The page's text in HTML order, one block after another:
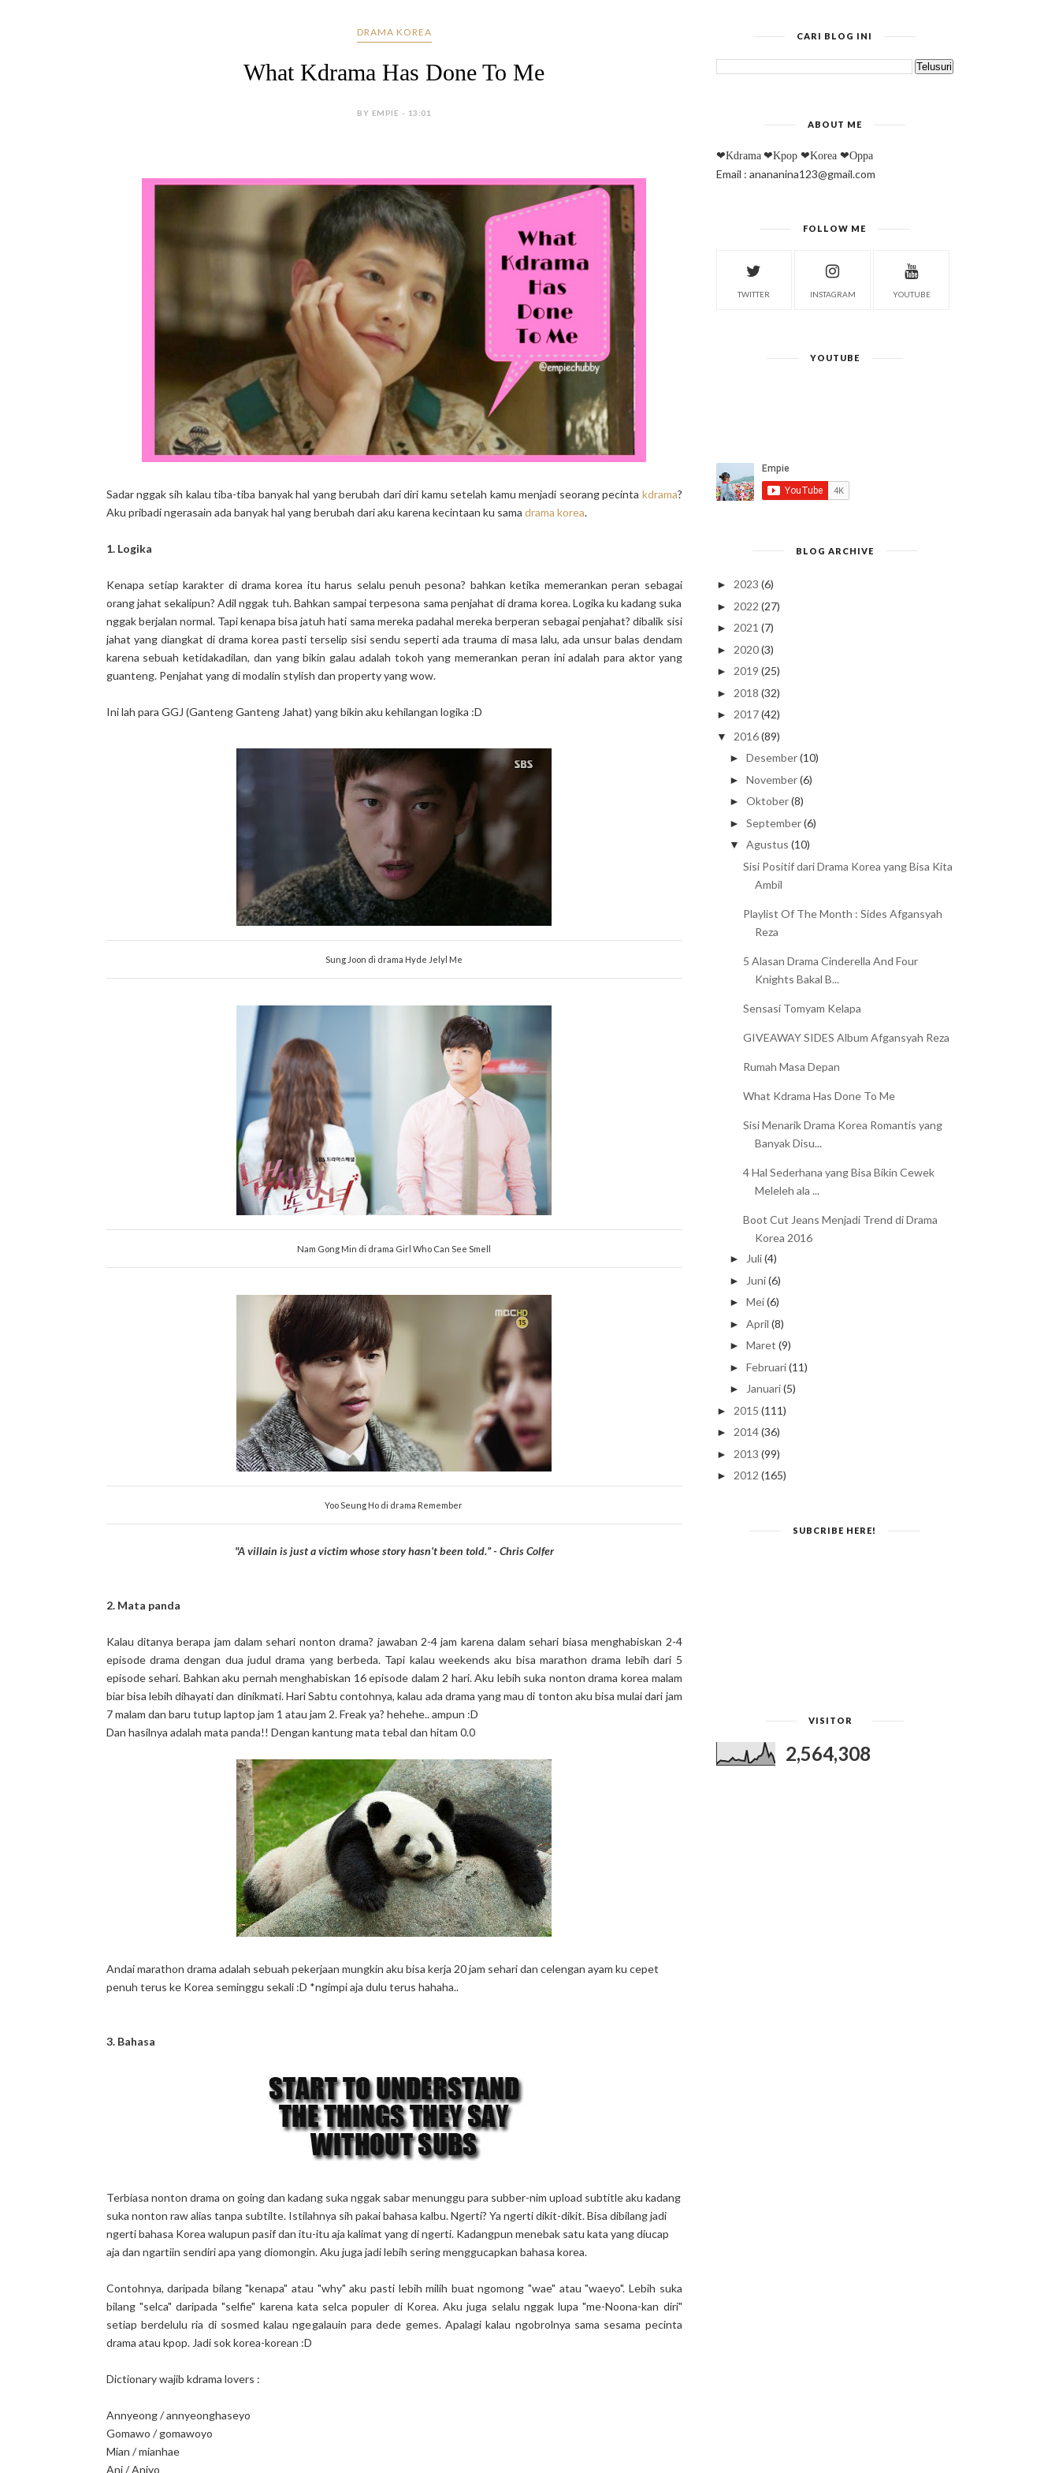
DRAMA KOREA
What Kdrama Has Done To Me
BY EMPIE - 13:01
Sadar nggak sih kalau tiba-tiba banyak hal yang berubah dari diri kamu setelah kamu menjadi seorang pecinta kdrama?
Aku pribadi ngerasain ada banyak hal yang berubah dari aku karena kecintaan ku sama drama korea.
1. Logika
Kenapa setiap karakter di drama korea itu harus selalu penuh pesona? bahkan ketika memerankan peran sebagai
orang jahat sekalipun? Adil nggak tuh. Bahkan sampai terpesona sama penjahat di drama korea. Logika ku kadang suka
nggak berjalan normal. Tapi kenapa bisa jatuh hati sama mereka padahal mereka berperan sebagai penjahat? dibalik sisi
jahat yang diangkat di drama korea pasti terselip sisi sendu seperti ada trauma di masa lalu, ada unsur balas dendam
karena sebuah ketidakadilan, dan yang bikin galau adalah tokoh yang memerankan peran ini adalah para aktor yang
guanteng. Penjahat yang di modalin stylish dan property yang wow.
Ini lah para GGJ (Ganteng Ganteng Jahat) yang bikin aku kehilangan logika :D
Sung Joon di drama Hyde Jelyl Me
Nam Gong Min di drama Girl Who Can See Smell
Yoo Seung Ho di drama Remember
"A villain is just a victim whose story hasn’t been told.” - Chris Colfer
2. Mata panda
Kalau ditanya berapa jam dalam sehari nonton drama? jawaban 2-4 jam karena dalam sehari biasa menghabiskan 2-4
episode drama dengan dua judul drama yang berbeda. Tapi kalau weekends aku bisa marathon drama lebih dari 5
episode sehari. Bahkan aku pernah menghabiskan 16 episode dalam 2 hari. Aku lebih suka nonton drama korea malam
biar bisa lebih dihayati dan dinikmati. Hari Sabtu contohnya, kalau ada drama yang mau di tonton aku bisa mulai dari jam
7 malam dan baru tutup laptop jam 1 atau jam 2. Freak ya? hehehe.. ampun :D
Dan hasilnya adalah mata panda!! Dengan kantung mata tebal dan hitam 0.0
Andai marathon drama adalah sebuah pekerjaan mungkin aku bisa kerja 20 jam sehari dan celengan ayam ku cepet
penuh terus ke Korea seminggu sekali :D *ngimpi aja dulu terus hahaha..
3. Bahasa
Terbiasa nonton drama on going dan kadang suka nggak sabar menunggu para subber-nim upload subtitle aku kadang
suka nonton raw alias tanpa subtilte. Istilahnya sih pakai bahasa kalbu. Ngerti? Ya ngerti dikit-dikit. Bisa dibilang jadi
ngerti bahasa Korea walupun pasif dan itu-itu aja kalimat yang di ngerti. Kadangpun menebak satu kata yang diucap
aja dan ngartiin sendiri apa yang diomongin. Aku juga jadi lebih sering menggucapkan bahasa korea.
Contohnya, daripada bilang "kenapa" atau "why" aku pasti lebih milih buat ngomong "wae" atau "waeyo". Lebih suka
bilang "selca" daripada "selfie" karena kata selca populer di Korea. Aku juga selalu nggak lupa "me-Noona-kan diri"
setiap berdelulu ria di sosmed kalau ngegalauin para dede gemes. Apalagi kalau ngobrolnya sama sesama pecinta
drama atau kpop. Jadi sok korea-korean :D
Dictionary wajib kdrama lovers :
Annyeong / annyeonghaseyo
Gomawo / gomawoyo
Mian / mianhae
Ani / Aniyo
CARI BLOG INI
ABOUT ME
❤Kdrama ❤Kpop ❤Korea ❤Oppa
Email : anananina123@gmail.com
FOLLOW ME
TWITTER INSTAGRAM YOUTUBE
YOUTUBE
BLOG ARCHIVE
► 2023 (6)
► 2022 (27)
► 2021 (7)
► 2020 (3)
► 2019 (25)
► 2018 (32)
► 2017 (42)
▼ 2016 (89)
►Desember(10)
►November(6)
►Oktober(8)
►September(6)
▼ Agustus (10)
Sisi Positif dari Drama Korea yang Bisa Kita
Ambil
Playlist Of The Month : Sides Afgansyah
Reza
5 Alasan Drama Cinderella And Four
Knights Bakal B...
Sensasi Tomyam Kelapa
GIVEAWAY SIDES Album Afgansyah Reza
Rumah Masa Depan
What Kdrama Has Done To Me
Sisi Menarik Drama Korea Romantis yang
Banyak Disu...
4 Hal Sederhana yang Bisa Bikin Cewek
Meleleh ala ...
Boot Cut Jeans Menjadi Trend di Drama
Korea 2016
► Juli(4)
► Juni(6)
►Mei(6)
►April (8)
►Maret (9)
►Februari(11)
► Januari(5)
► 2015 (111)
► 2014 (36)
► 2013 (99)
► 2012 (165)
SUBCRIBE HERE!
VISITOR
2,564,308